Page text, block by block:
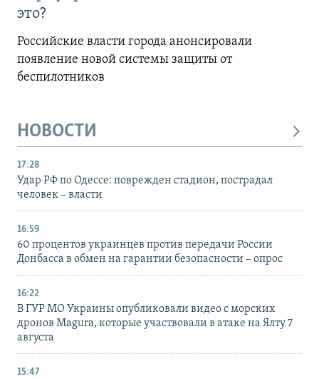
это?
Российские власти города анонсировали
появление новой системы защиты от
беспилотников
НОВОСТИ
17:28
Удар РФ по Одессе: поврежден стадион, пострадал
человек – власти
16:59
60 процентов украинцев против передачи России
Донбасса в обмен на гарантии безопасности – опрос
16:22
В ГУР МО Украины опубликовали видео с морских
дронов Magura, которые участвовали в атаке на Ялту 7
августа
15:47